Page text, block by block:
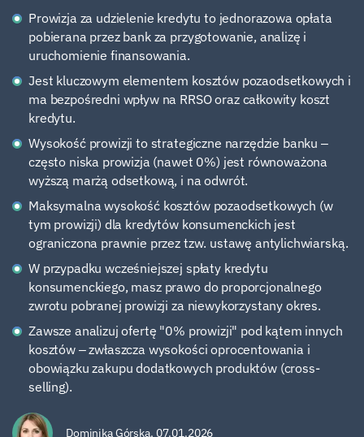
Prowizja za udzielenie kredytu to jednorazowa opłata
pobierana przez bank za przygotowanie, analizę i
uruchomienie finansowania.
Jest kluczowym elementem kosztów pozaodsetkowych i
ma bezpośredni wpływ na RRSO oraz całkowity koszt
kredytu.
Wysokość prowizji to strategiczne narzędzie banku –
często niska prowizja (nawet 0%) jest równoważona
wyższą marżą odsetkową, i na odwrót.
Maksymalna wysokość kosztów pozaodsetkowych (w
tym prowizji) dla kredytów konsumenckich jest
ograniczona prawnie przez tzw. ustawę antylichwiarską.
W przypadku wcześniejszej spłaty kredytu
konsumenckiego, masz prawo do proporcjonalnego
zwrotu pobranej prowizji za niewykorzystany okres.
Zawsze analizuj ofertę "0% prowizji" pod kątem innych
kosztów – zwłaszcza wysokości oprocentowania i
obowiązku zakupu dodatkowych produktów (cross-
selling).
Dominika Górska, 07.01.2026